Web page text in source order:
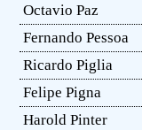
Octavio Paz
Fernando Pessoa
Ricardo Piglia
Felipe Pigna
Harold Pinter